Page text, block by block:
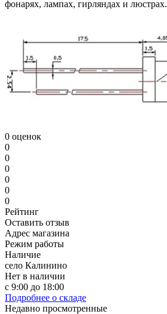
фонарях, лампах, гирляндах и люстрах.
0 оценок
0
0
0
0
0
0
Рейтинг
Оставить отзыв
Адрес магазина
Режим работы
Наличие
село Калинино
Нет в наличии
с 9:00 до 18:00
Подробнее о складе
Недавно просмотренные